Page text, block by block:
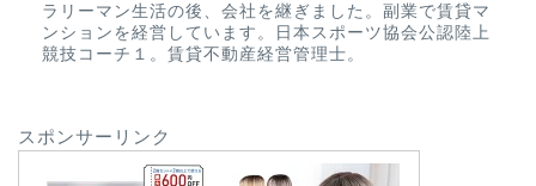
ラリーマン生活の後、会社を継ぎました。副業で賃貸マ
ンションを経営しています。日本スポーツ協会公認陸上
競技コーチ１。賃貸不動産経営管理士。
スポンサーリンク